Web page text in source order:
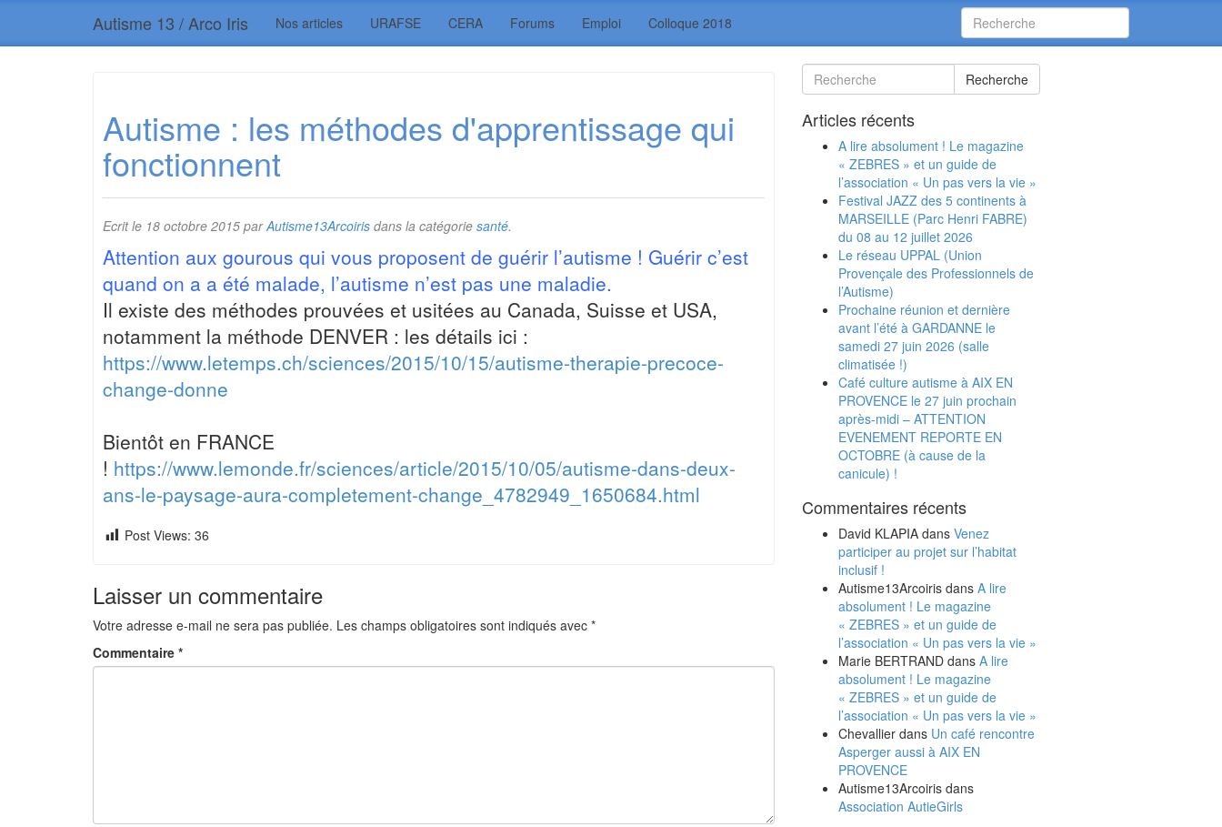
Autisme 13 / Arco Iris Nos articles URAFSE CERA Forums Emploi Colloque 2018
Autisme : les méthodes d'apprentissage qui
fonctionnent
Ecrit le 18 octobre 2015 parAutisme13Arcoiris dans la catégorie santé.
Attention aux gourous qui vous proposent de guérir l’autisme ! Guérir c’est
quand on a a été malade, l’autisme n’est pas une maladie.
Il existe des méthodes prouvées et usitées au Canada, Suisse et USA,
notamment la méthode DENVER : les détails ici :
https://www.letemps.ch/sciences/2015/10/15/autisme-therapie-precoce-
change-donne
Bientôt en FRANCE
! https://www.lemonde.fr/sciences/article/2015/10/05/autisme-dans-deux-
ans-le-paysage-aura-completement-change_4782949_1650684.html
Post Views: 36
Laisser un commentaire
Votre adresse e-mail ne sera pas publiée. Les champs obligatoires sont indiqués avec *
Commentaire *
Recherche
Articles récents
A lire absolument ! Le magazine
« ZEBRES » et un guide de
l’association « Un pas vers la vie »
Festival JAZZ des 5 continents à
MARSEILLE (Parc Henri FABRE)
du 08 au 12 juillet 2026
Le réseau UPPAL (Union
Provençale des Professionnels de
l’Autisme)
Prochaine réunion et dernière
avant l’été à GARDANNE le
samedi 27 juin 2026 (salle
climatisée !)
Café culture autisme à AIX EN
PROVENCE le 27 juin prochain
après-midi – ATTENTION
EVENEMENT REPORTE EN
OCTOBRE (à cause de la
canicule) !
Commentaires récents
David KLAPIA dans Venez
participer au projet sur l’habitat
inclusif !
Autisme13Arcoiris dans A lire
absolument ! Le magazine
« ZEBRES » et un guide de
l’association « Un pas vers la vie »
Marie BERTRAND dans A lire
absolument ! Le magazine
« ZEBRES » et un guide de
l’association « Un pas vers la vie »
Chevallier dans Un café rencontre
Asperger aussi à AIX EN
PROVENCE
Autisme13Arcoiris dans
Association AutieGirls